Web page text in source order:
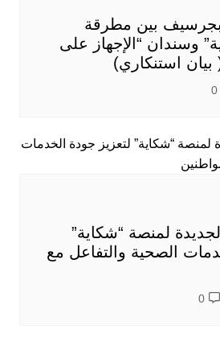
بجرسيف بين مطرقة
وسندان “الإجهاز على
استنكاري)
0
لمنصة “شكاية”
الصحية والتفاعل مع
0